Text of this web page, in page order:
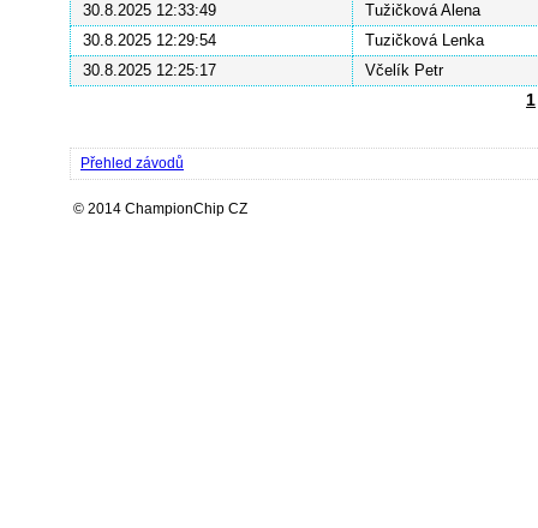
30.8.2025 12:33:49
Tužičková Alena
30.8.2025 12:29:54
Tuzičková Lenka
30.8.2025 12:25:17
Včelík Petr
1
Přehled závodů
© 2014 ChampionChip CZ